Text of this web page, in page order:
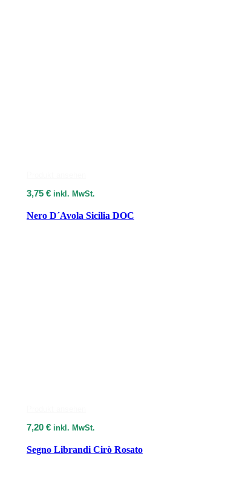
3,75 € inkl. MwSt.
Nero D´Avola Sicilia DOC
7,20 € inkl. MwSt.
Segno Librandi Cirò Rosato